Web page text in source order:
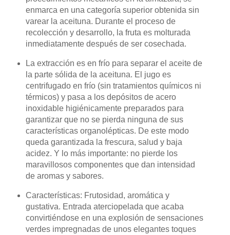
enmarca en una categoría superior obtenida sin
varear la aceituna. Durante el proceso de
recolección y desarrollo, la fruta es molturada
inmediatamente después de ser cosechada.
La extracción es en frío para separar el aceite de
la parte sólida de la aceituna. El jugo es
centrifugado en frío (sin tratamientos químicos ni
térmicos) y pasa a los depósitos de acero
inoxidable higiénicamente preparados para
garantizar que no se pierda ninguna de sus
características organolépticas. De este modo
queda garantizada la frescura, salud y baja
acidez. Y lo más importante: no pierde los
maravillosos componentes que dan intensidad
de aromas y sabores.
Características: Frutosidad, aromática y
gustativa. Entrada aterciopelada que acaba
convirtiéndose en una explosión de sensaciones
verdes impregnadas de unos elegantes toques